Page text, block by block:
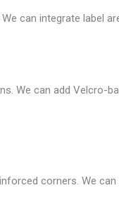
can integrate label
We can add Velcro-
corners. We